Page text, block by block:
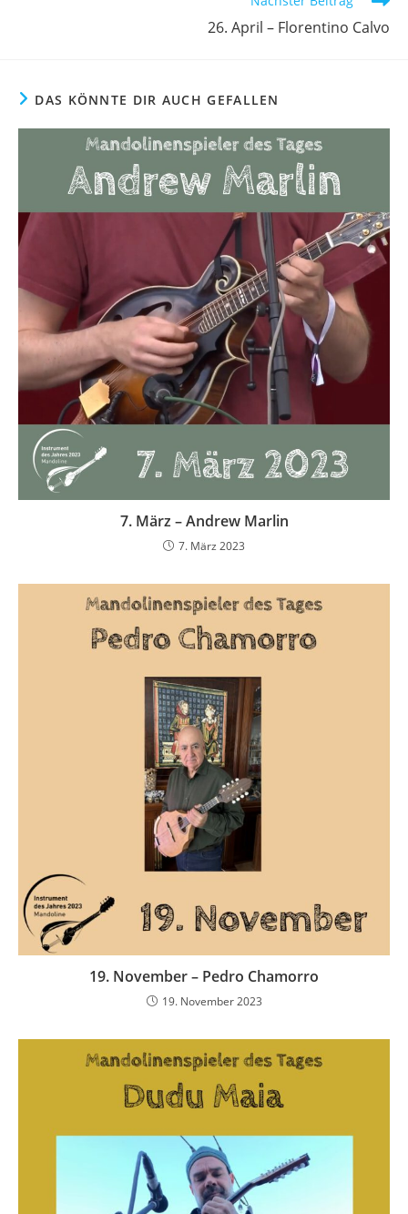
26. April – Florentino Calvo
DAS KÖNNTE DIR AUCH GEFALLEN
7. März – Andrew Marlin
7. März 2023
19. November – Pedro Chamorro
19. November 2023